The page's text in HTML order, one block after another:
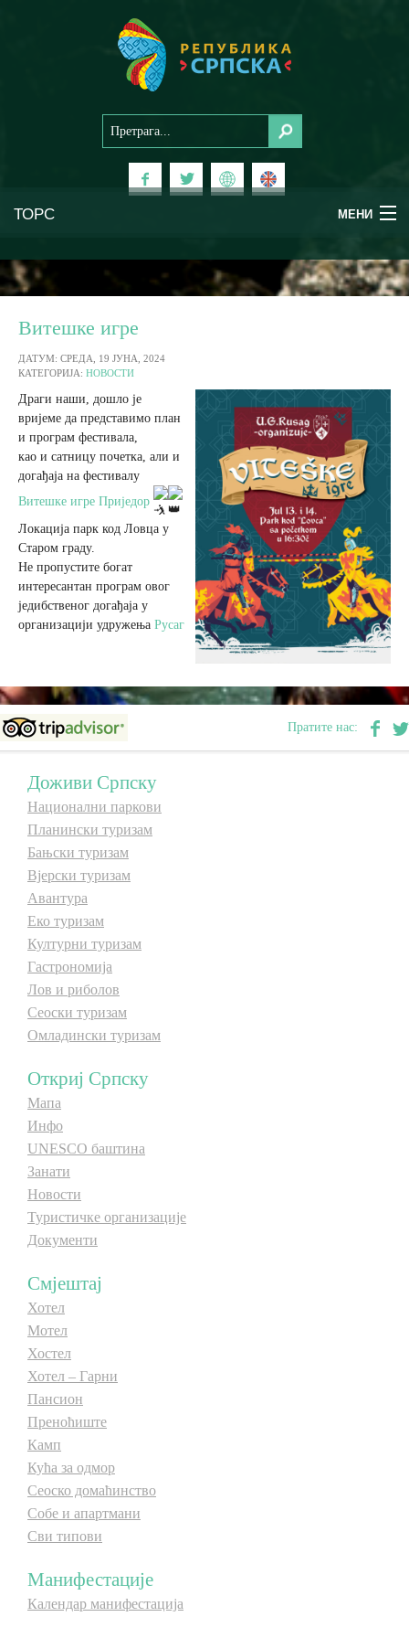
ТОРС МЕНИ
Планински туризам
Бањски туризам
Вјерски туризам
Авантура
Еко туризам
Културни туризам
Лов и риболов
Омладински туризам
Дестинације
Списак дестинација
Мапа дестинација
Манифестације
Мултимедија
Фото
Видео
Откриј Српску
Витешке игре
ДАТУМ: СРЕДА, 19 ЈУНА, 2024
КАТЕГОРИЈА: НОВОСТИ
Драги наши, дошло је
вријеме да представимо план
и програм фестивала,
као и сатницу почетка, али и
догађаја на фестивалу
Витешке игре Приједор
Локација парк код Ловца у
Старом граду.
Не пропустите богат
интересантан програм овог
једибственог догађаја у
организацији удружења Русаг
Пратите нас:
Доживи Српску
Национални паркови
Планински туризам
Бањски туризам
Вјерски туризам
Авантура
Еко туризам
Културни туризам
Гастрономија
Лов и риболов
Сеоски туризам
Омладински туризам
Откриј Српску
Мапа
Инфо
UNESCO баштина
Занати
Новости
Туристичке организације
Документи
Смјештај
Хотел
Мотел
Хостел
Хотел – Гарни
Пансион
Преноћиште
Камп
Кућа за одмор
Сеоско домаћинство
Собе и апартмани
Сви типови
Манифестације
Календар манифестација